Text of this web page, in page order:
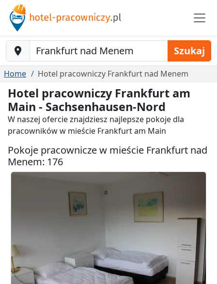
Baustelle-Location Szukaj
Home Hotel pracowniczy Frankfurt nad Menem
Hotel pracowniczy Frankfurt am
Main - Sachsenhausen-Nord
W naszej ofercie znajdziesz najlepsze pokoje dla
pracowników w mieście Frankfurt am Main
Pokoje pracownicze w mieście Frankfurt nad
Menem: 176